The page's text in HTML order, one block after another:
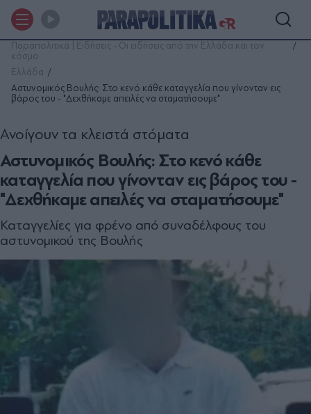
Παραπολιτικά | Ειδήσεις - Οι ειδήσεις από την Ελλάδα και τον
κόσμο
Ελλάδα
Αστυνομικός Βουλής: Στο κενό κάθε καταγγελία που γίνονταν εις
βάρος του - "Δεχθήκαμε απειλές να σταματήσουμε"
Αστυνομικός Βουλής: Στο κενό κάθε
καταγγελία που γίνονταν εις βάρος του -
"Δεχθήκαμε απειλές να σταματήσουμε"
Ανοίγουν τα κλειστά στόματα
Καταγγελίες για φρένο από συναδέλφους του
αστυνομικού της Βουλής